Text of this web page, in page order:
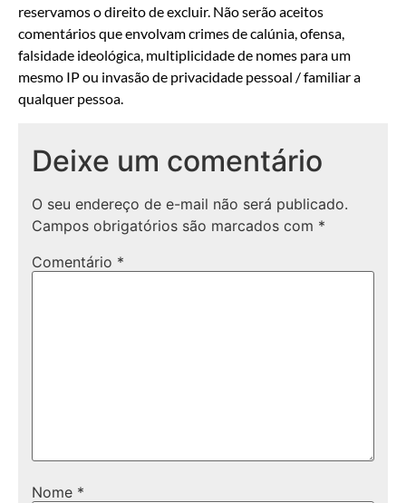
reservamos o direito de excluir. Não serão aceitos
comentários que envolvam crimes de calúnia, ofensa,
falsidade ideológica, multiplicidade de nomes para um
mesmo IP ou invasão de privacidade pessoal / familiar a
qualquer pessoa.
Deixe um comentário
O seu endereço de e-mail não será publicado.
Campos obrigatórios são marcados com *
Comentário *
Nome *